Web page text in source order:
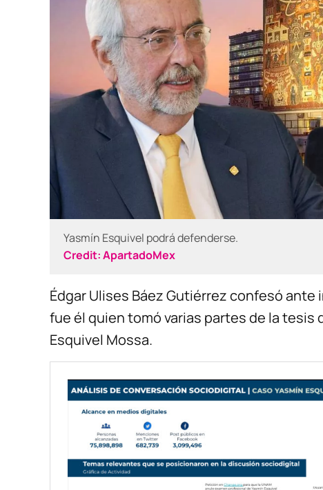
Yasmín Esquivel podrá defenderse.
Credit:ApartadoMex
Édgar Ulises Báez Gutiérrez confesó
fue él quien tomó varias partes de la tesis
Esquivel Mossa.